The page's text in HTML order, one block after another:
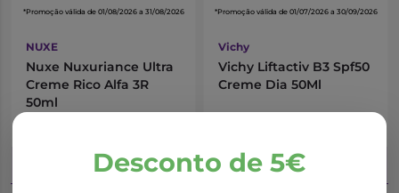
Desconto de 5€
*Promoção válida de 01/08/2026 a 31/08/2026
NUXE
Nuxe Nuxuriance Ultra
Creme Rico Alfa 3R
50ml
Adicionar ao Carrinho
*Promoção válida de 01/07/2026 a 30/09/2026
Vichy
Vichy Liftactiv B3 Spf50
Creme Dia 50Ml
Adicionar ao Carrinho